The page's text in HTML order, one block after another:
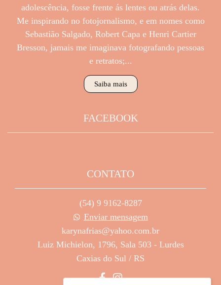
adolescência, fosse frente ás lentes ou atrás delas.
Me inspirando no fotojornalismo, e em nomes como
Sebastião Salgado, Robert Capa e Henri Cartier
Bresson, jamais me imaginava fotografando pessoas
e retratos;...
Saiba mais
FACEBOOK
CONTATO
(54) 9 9162-8287
Enviar mensagem
karynafrias@yahoo.com.br
Luiz Michielon, 1796, Sala 503 - Lurdes
Caxias do Sul / RS